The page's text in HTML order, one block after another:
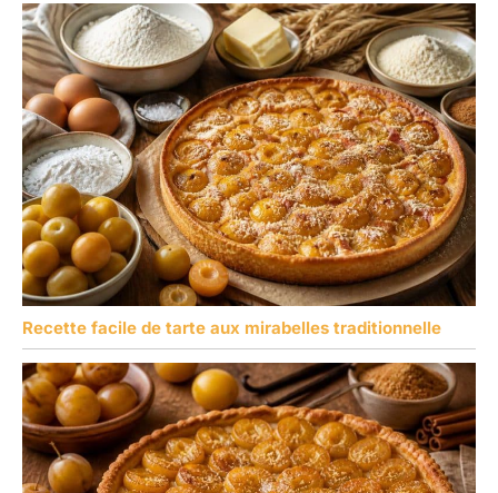
Recette facile de tarte aux mirabelles traditionnelle